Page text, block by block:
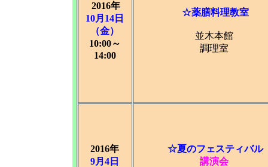
2016年
10月14日
（金）
10:00～
14:00
☆薬膳料理教室
並木本館
調理室
2016年
9月4日
☆夏のフェスティバル
講演会